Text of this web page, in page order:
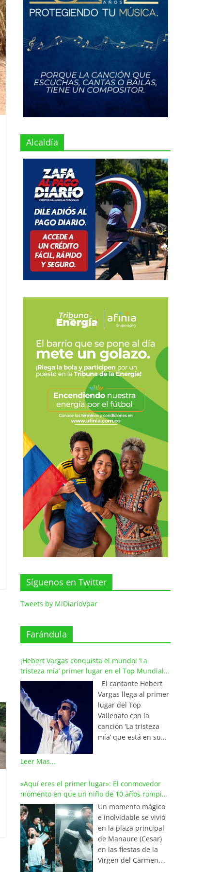
Alcaldía
Síguenos en Twitter
Tweets by MiDiarioVpar
Farándula
¡Hebert Vargas conquista el mundo! ‘La
tristeza mía’ primer lugar en el Top Mundial
del Vallenato
El cantante Hebert
Vargas llega al primer
lugar del Top
Vallenato con la
canción ‘La tristeza
mía’ que está en su
de los listados
musicales en
Colombia y países de
América y Europa.
Esta emotiva
composición del
maestro Wilfran
Castillo se posicionó
en el primer lugar de
Leer Mas...
«Aquí eres el primer lugar»: El conmovedor
momento en que un niño de 10 años rompió
en llanto al cantar con Iván Villazón
Un momento mágico
e inolvidable se vivió
en la plaza principal
de Manaure (Cesar)
en las fiestas de la
Virgen del Carmen,